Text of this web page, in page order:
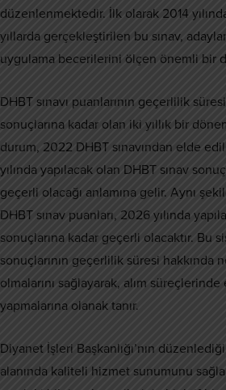
düzenlenmektedir. İlk olarak 2014
yıllarda gerçekleştirilen bu sınav,
uygulama becerilerini ölçen önemli bir
DHBT sınavı puanlarının geçerlilik
sonuçlarına kadar olan iki yıllık bir
durum, 2022 DHBT sınavından elde
yılında yapılacak olan DHBT sınav
geçerli olacağı anlamına gelir. Aynı
DHBT sınav puanları, 2026 yılında
sonuçlarına kadar geçerli olacaktır. Bu
sonuçlarının geçerlilik süresi hakkında
olmalarını sağlayarak, alım
yapmalarına olanak tanır.
Diyanet İşleri Başkanlığı’nın
alanında kaliteli hizmet sunumunu